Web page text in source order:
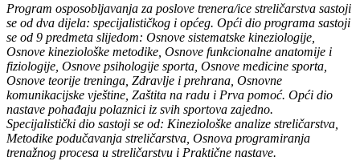
Program osposobljavanja za poslove trenera/ice streličarstva sastoji
se od dva dijela: specijalističkog i općeg. Opći dio programa sastoji
se od 9 predmeta slijedom: Osnove sistematske kineziologije,
Osnove kineziološke metodike, Osnove funkcionalne anatomije i
fiziologije, Osnove psihologije sporta, Osnove medicine sporta,
Osnove teorije treninga, Zdravlje i prehrana, Osnovne
komunikacijske vještine, Zaštita na radu i Prva pomoć. Opći dio
nastave pohađaju polaznici iz svih sportova zajedno.
Specijalistički dio sastoji se od: Kineziološke analize streličarstva,
Metodike podučavanja streličarstva, Osnova programiranja
trenažnog procesa u streličarstvu i Praktične nastave.